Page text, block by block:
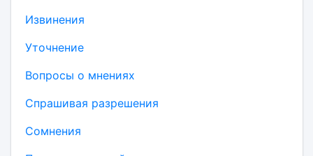
Извинения
Уточнение
Вопросы о мнениях
Спрашивая разрешения
Сомнения